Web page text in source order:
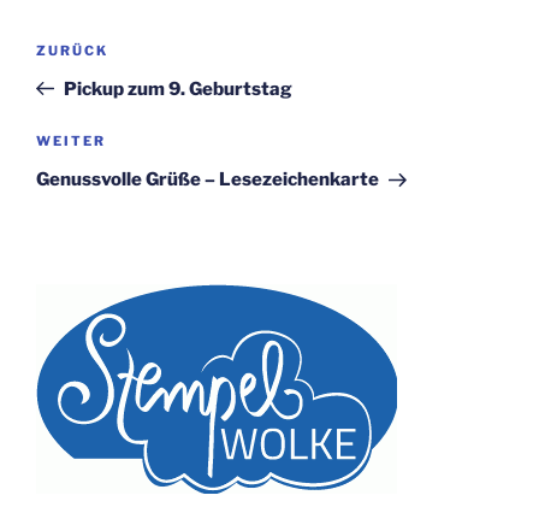
Beitragsnavigation
Vorheriger
Beitrag
ZURÜCK
Pickup zum 9. Geburtstag
Nächster
Beitrag
WEITER
Genussvolle Grüße – Lesezeichenkarte